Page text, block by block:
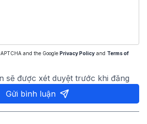
and the Google Privacy Policy and Terms of
sẽ được xét duyệt trước khi đăng
Gửi bình luận